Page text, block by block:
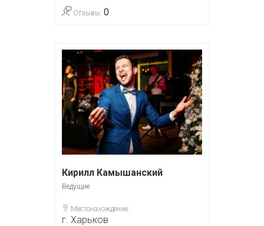
Отзывы: 0
Кирилл Камышанский
Ведущие
Местонахождение:
г. Харьков